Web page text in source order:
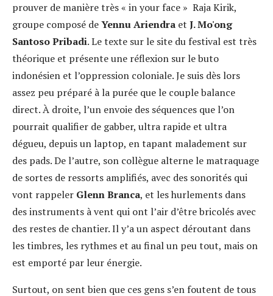
prouver de manière très « in your face » Raja Kirik,
groupe composé deYennu Ariendra et J. Mo'ong
Santoso Pribadi. Le texte sur le site du festival est très
théorique et présente une réflexion sur le buto
indonésien et l’oppression coloniale. Je suis dès lors
assez peu préparé à la purée que le couple balance
direct. À droite, l’un envoie des séquences que l’on
pourrait qualifier de gabber, ultra rapide et ultra
dégueu, depuis un laptop, en tapant maladement sur
des pads. De l’autre, son collègue alterne le matraquage
de sortes de ressorts amplifiés, avec des sonorités qui
vont rappeler Glenn Branca, et les hurlements dans
des instruments à vent qui ont l’air d’être bricolés avec
des restes de chantier. Il y’a un aspect déroutant dans
les timbres, les rythmes et au final un peu tout, mais on
est emporté par leur énergie.
Surtout, on sent bien que ces gens s’en foutent de tous